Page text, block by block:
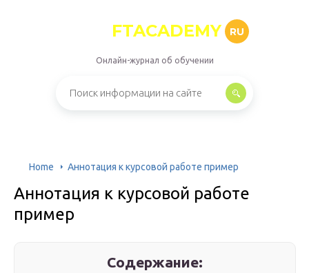
FTACADEMY RU
Онлайн-журнал об обучении
Home Аннотация к курсовой работе пример
Аннотация к курсовой работе
пример
Содержание: